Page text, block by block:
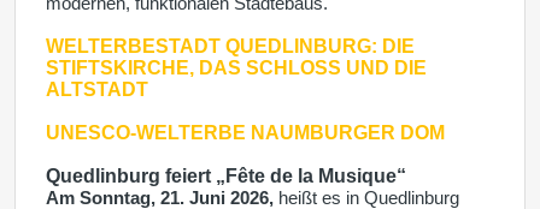
WELTERBESTADT QUEDLINBURG: DIE
STIFTSKIRCHE, DAS SCHLOSS UND DIE
ALTSTADT
UNESCO-WELTERBE NAUMBURGER DOM
Quedlinburg feiert „Fête de la Musique“
Am Sonntag, 21. Juni 2026, heißt es in Quedlinburg